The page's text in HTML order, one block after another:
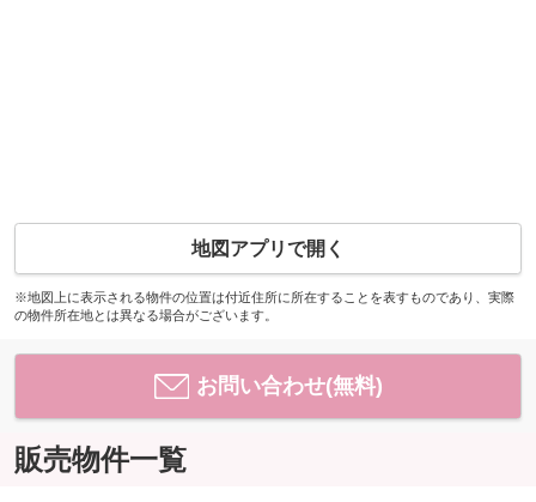
地図アプリで開く
※地図上に表示される物件の位置は付近住所に所在することを表すものであり、実際
の物件所在地とは異なる場合がございます。
お問い合わせ(無料)
販売物件一覧